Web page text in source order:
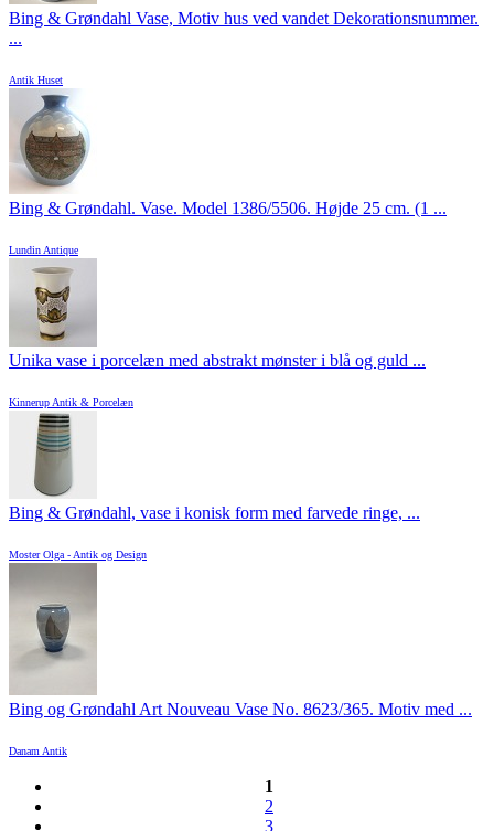
Bing & Grøndahl Vase, Motiv hus ved vandet Dekorationsnummer.
...
Antik Huset
Bing & Grøndahl. Vase. Model 1386/5506. Højde 25 cm. (1 ...
Lundin Antique
Unika vase i porcelæn med abstrakt mønster i blå og guld ...
Kinnerup Antik & Porcelæn
Bing & Grøndahl, vase i konisk form med farvede ringe, ...
Moster Olga - Antik og Design
Bing og Grøndahl Art Nouveau Vase No. 8623/365. Motiv med ...
Danam Antik
1
2
3